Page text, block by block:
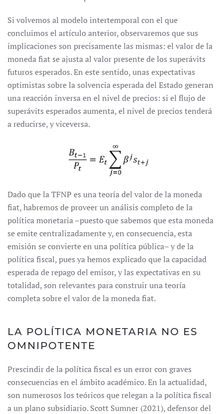
Si volvemos al modelo intertemporal con el que
concluimos el artículo anterior, observaremos que sus
implicaciones son precisamente las mismas: el valor de la
moneda fiat se ajusta al valor presente de los superávits
futuros esperados. En este sentido, unas expectativas
optimistas sobre la solvencia esperada del Estado generan
una reacción inversa en el nivel de precios: si el flujo de
superávits esperados aumenta, el nivel de precios tenderá
a reducirse, y viceversa.
Dado que la TFNP es una teoría del valor de la moneda
fiat, habremos de proveer un análisis completo de la
política monetaria –puesto que sabemos que esta moneda
se emite centralizadamente y, en consecuencia, esta
emisión se convierte en una política pública– y de la
política fiscal, pues ya hemos explicado que la capacidad
esperada de repago del emisor, y las expectativas en su
totalidad, son relevantes para construir una teoría
completa sobre el valor de la moneda fiat.
LA POLÍTICA MONETARIA NO ES
OMNIPOTENTE
Prescindir de la política fiscal es un error con graves
consecuencias en el ámbito académico. En la actualidad,
son numerosos los teóricos que relegan a la política fiscal
a un plano subsidiario. Scott Sumner (2021), defensor del